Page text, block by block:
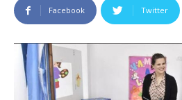
Facebook Twitter